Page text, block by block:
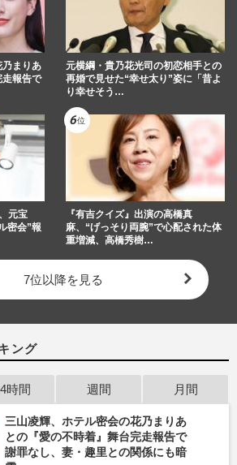
乃まりあ
走報告で
元横綱・貴乃花光司の初恋相手との
再婚で見せた“幸せ太り”姿に「昔よ
り幸せそう…
元宝
密会”報
『有吉クイズ』出演の高橋真
麻、“げっそり両腕”で心配された体
重増減、高橋秀樹…
7位以降を見る
ング
時間 週間 月間
三山凌輝、ホテル密会の花乃まりあ
との『愛の不時着』舞台完走報告で
謝罪なし、妻・趣里との関係にも暗